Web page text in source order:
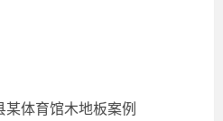
某体育馆木地板案例